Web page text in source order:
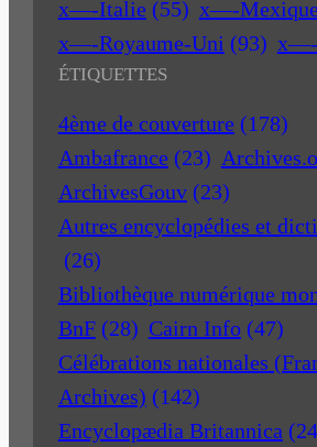
x—-Italie (55) x—-
x—-Royaume-Uni (93) x—-
ÉTIQUETTES
4ème de couverture (178)
Ambafrance (23)
ArchivesGouv (23)
Autres encyclopédies et
(26)
Bibliothèque numérique
BnF (28) Cairn Info (47)
Célébrations nationales
Archives) (142)
Encyclopædia Britannica